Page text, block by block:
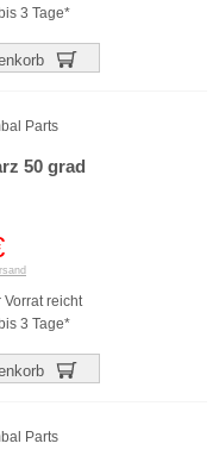
3 Tage*
Parts
50 grad
reicht
3 Tage*
Parts